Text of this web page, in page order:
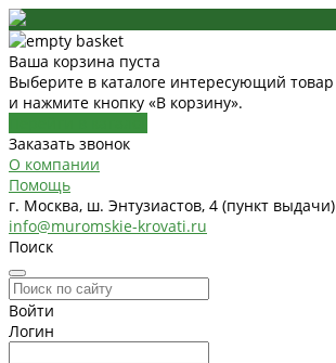
Ваша корзина пуста
Выберите в каталоге интересующий товар
и нажмите кнопку «В корзину».
Заказать звонок
О компании
Помощь
г. Москва, ш. Энтузиастов, 4 (пункт выдачи)
info@muromskie-krovati.ru
Поиск
Войти
Логин